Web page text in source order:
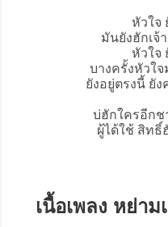
หัวใจ
มันยังฮักเจ้
หัวใจ
บางครั้งหัวใจ
ยังอยู่ตรงนี้ ยัง
บ่ฮักใครอีกช
ผู้ได้ใช้ สิทธิ์
เนื้อเพลง หย่าม